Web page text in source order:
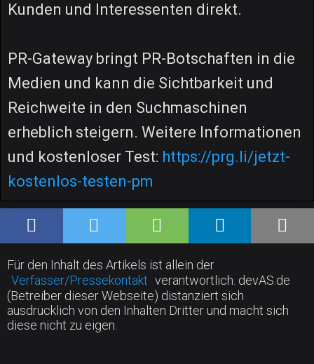
Kunden und Interessenten direkt.
PR-Gateway bringt PR-Botschaften in die
Medien und kann die Sichtbarkeit und
Reichweite in den Suchmaschinen
erheblich steigern. Weitere Informationen
und kostenloser Test: https://prg.li/jetzt-
kostenlos-testen-pm
Für den Inhalt des Artikels ist allein der
Verfasser/Pressekontakt verantwortlich. devAS.de
(Betreiber dieser Webseite) distanziert sich
ausdrücklich von den Inhalten Dritter und macht sich
diese nicht zu eigen.